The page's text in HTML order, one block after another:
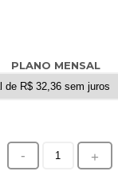
PLANO MENSAL
- +